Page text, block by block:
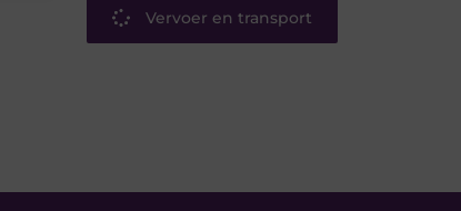
Vervoer en transport